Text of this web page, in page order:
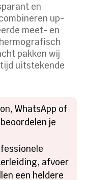
en
up-
meet- en
pakken wij
uitstekende
WhatsApp of
je
afvoer
een heldere